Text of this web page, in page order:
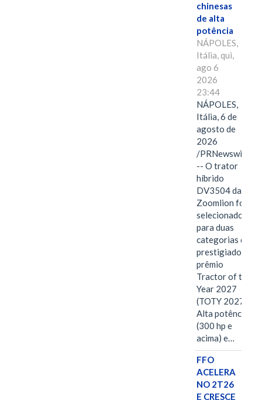
chinesas
de alta
potência
NÁPOLES,
Itália, qui,
ago 6
2026
23:44
NÁPOLES,
Itália, 6 de
agosto de
2026
/PRNewswire/
-- O trator
híbrido
DV3504 da
Zoomlion foi
selecionado
para duas
categorias do
prestigiado
prêmio
Tractor of the
Year 2027
(TOTY 2027:
Alta potência
(300 hp e
acima) e…
FFO
ACELERA
NO 2T26
E CRESCE